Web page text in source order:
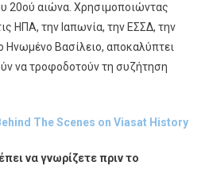
20ού αιώνα. Χρησιμοποιώντας
ΗΠΑ, την Ιαπωνία, την ΕΣΣΔ, την
Ηνωμένο Βασίλειο, αποκαλύπτει
να τροφοδοτούν τη συζήτηση
The Scenes on Viasat History
να γνωρίζετε πριν το